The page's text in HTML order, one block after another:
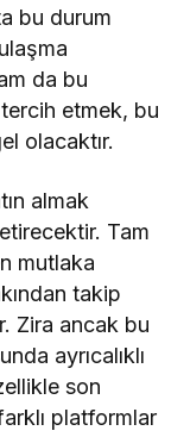
bu durum
da bu
etmek, bu
olacaktır.
almak
Tam
mutlaka
takip
Zira ancak bu
ayrıcalıklı
son
platformlar